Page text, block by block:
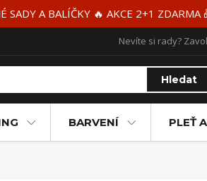
A BALÍČKY 🔥 AKCE 2+1 ZDARMA
Hledat
Nevíte si rady?
BARVENÍ PLEŤ